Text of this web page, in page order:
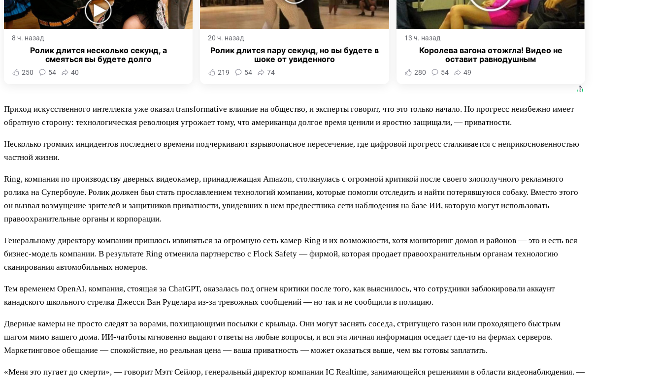
8 ч. назад
Ролик длится несколько секунд, а
смеяться вы будете долго
250 54 40
20 ч. назад
Ролик длится пару секунд, но вы будете в
шоке от увиденного
219 54 74
13 ч. назад
Королева вагона отожгла! Видео не
оставит равнодушным
280 54 49
Приход искусственного интеллекта уже оказал transformative влияние на общество, и эксперты говорят, что это только начало. Но прогресс неизбежно имеет
обратную сторону: технологическая революция угрожает тому, что американцы долгое время ценили и яростно защищали, — приватности.
Несколько громких инцидентов последнего времени подчеркивают взрывоопасное пересечение, где цифровой прогресс сталкивается с неприкосновенностью
частной жизни.
Ring, компания по производству дверных видеокамер, принадлежащая Amazon, столкнулась с огромной критикой после своего злополучного рекламного
ролика на Супербоуле. Ролик должен был стать прославлением технологий компании, которые помогли отследить и найти потерявшуюся собаку. Вместо этого
он вызвал возмущение зрителей и защитников приватности, увидевших в нем предвестника сети наблюдения на базе ИИ, которую могут использовать
правоохранительные органы и корпорации.
Генеральному директору компании пришлось извиняться за огромную сеть камер Ring и их возможности, хотя мониторинг домов и районов — это и есть вся
бизнес-модель компании. В результате Ring отменила партнерство с Flock Safety — фирмой, которая продает правоохранительным органам технологию
сканирования автомобильных номеров.
Тем временем OpenAI, компания, стоящая за ChatGPT, оказалась под огнем критики после того, как выяснилось, что сотрудники заблокировали аккаунт
канадского школьного стрелка Джесси Ван Руцелара из-за тревожных сообщений — но так и не сообщили в полицию.
Дверные камеры не просто следят за ворами, похищающими посылки с крыльца. Они могут заснять соседа, стригущего газон или проходящего быстрым
шагом мимо вашего дома. ИИ-чатботы мгновенно выдают ответы на любые вопросы, и вся эта личная информация оседает где-то на фермах серверов.
Маркетинговое обещание — спокойствие, но реальная цена — ваша приватность — может оказаться выше, чем вы готовы заплатить.
«Меня это пугает до смерти», — говорит Мэтт Сейлор, генеральный директор компании IC Realtime, занимающейся решениями в области видеонаблюдения. —